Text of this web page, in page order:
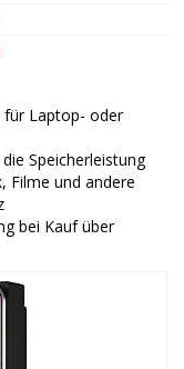
für Laptop- oder
Speicherleistung
Filme und andere
bei Kauf über